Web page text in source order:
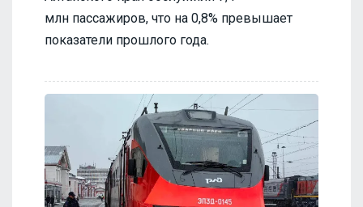
млн пассажиров, что на 0,8% превышает
показатели прошлого года.